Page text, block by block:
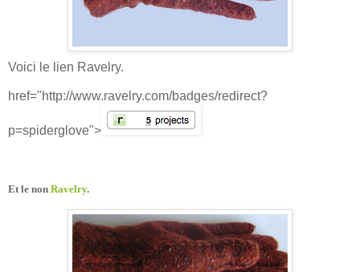
Voici le lien Ravelry.
href="http://www.ravelry.com/badges/redirect?
p=spiderglove">
Et le non Ravelry.